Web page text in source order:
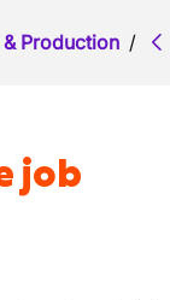
Production /
job